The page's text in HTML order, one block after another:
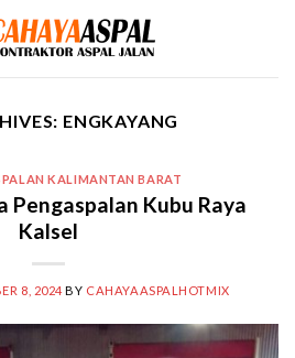
ENGKAYANG
KALIMANTAN BARAT
Kubu Raya
Kalsel
8, 2024 BY CAHAYAASPALHOTMIX